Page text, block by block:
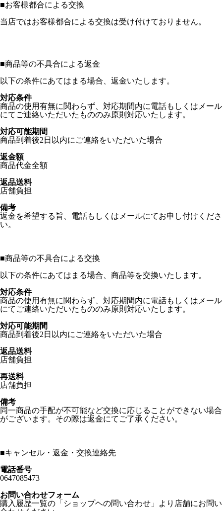
■お客様都合による交換
当店ではお客様都合による交換は受け付けておりません。
■商品等の不具合による返金
以下の条件にあてはまる場合、返金いたします。
対応条件
商品の使用有無に関わらず、対応期間内に電話もしくはメール
にてご連絡いただいたもののみ原則対応いたします。
対応可能期間
商品到着後2日以内にご連絡をいただいた場合
返金額
商品代金全額
返品送料
店舗負担
備考
返金を希望する旨、電話もしくはメールにてお申し付けくださ
い。
■商品等の不具合による交換
以下の条件にあてはまる場合、商品等を交換いたします。
対応条件
商品の使用有無に関わらず、対応期間内に電話もしくはメール
にてご連絡いただいたもののみ原則対応いたします。
対応可能期間
商品到着後2日以内にご連絡をいただいた場合
返品送料
店舗負担
再送料
店舗負担
備考
同一商品の手配が不可能など交換に応じることができない場合
がございます。その際は返金にてご了承ください。
■キャンセル・返金・交換連絡先
電話番号
0647085473
お問い合わせフォーム
購入履歴一覧の「ショップヘの問い合わせ」より店舗にお問い